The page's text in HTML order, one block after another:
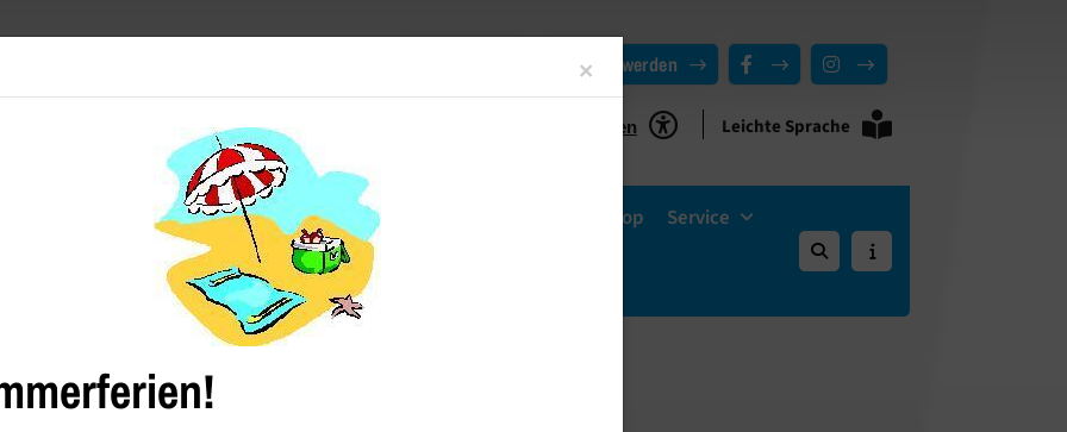
Mitglied werden
Barrierefreie Funktionen Leichte Sprache
Sport & Ballsport Fitness & Gesundheit Vereins-Shop Service
× Close